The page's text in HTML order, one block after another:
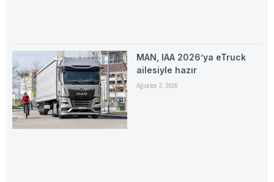
MAN, IAA 2026’ya eTruck
ailesiyle hazır
Ağustos 3, 2026